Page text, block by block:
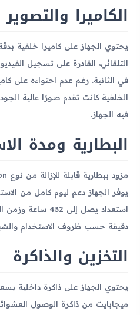
الكاميرا والتصوير
في الثانية. رغم عدم احتواءه على
الخلفية كانت تقدم صورًا عالية
فيه الجهاز.
البطارية ومدة
يوفر الجهاز دعم ليوم كامل من
دقيقة حسب ظروف الاستخدام
التخزين والذاكرة